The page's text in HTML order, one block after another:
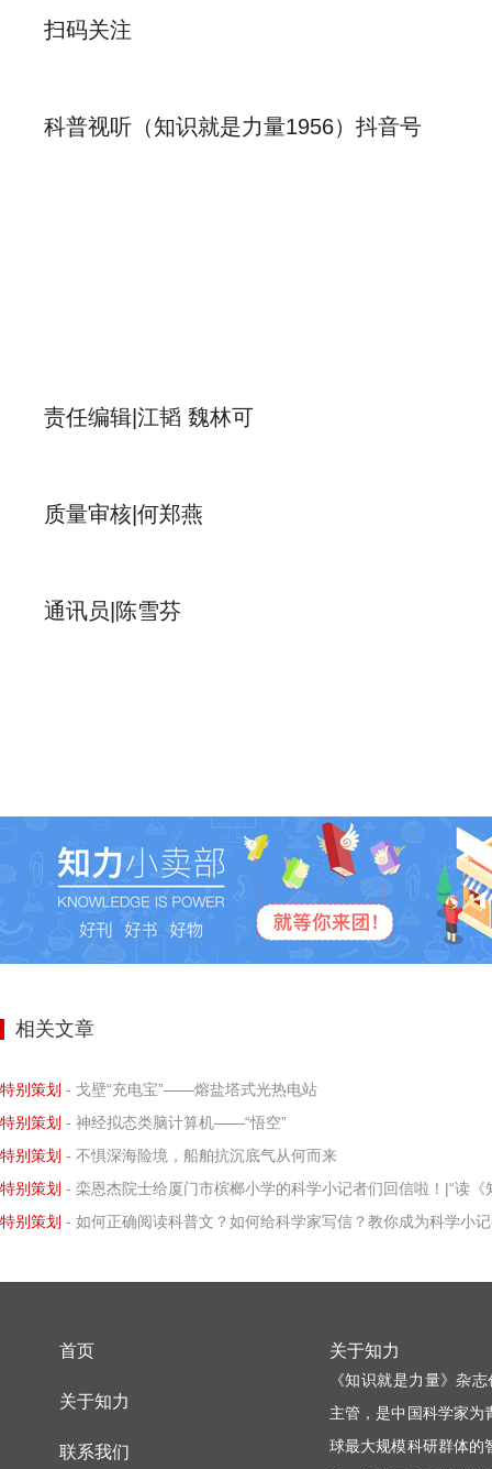
扫码关注
科普视听（知识就是力量1956）抖音号
责任编辑|江韬 魏林可
质量审核|何郑燕
通讯员|陈雪芬
相关文章
特别策划 - 戈壁“充电宝”——熔盐塔式光热电站
特别策划 - 神经拟态类脑计算机——“悟空”
特别策划 - 不惧深海险境，船舶抗沉底气从何而来
特别策划 - 栾恩杰院士给厦门市槟榔小学的科学小记者们回信啦！|“读《知识就是力量》给科学家写信”优秀书信作品选登（第十四
特别策划 - 如何正确阅读科普文？如何给科学家写信？教你成为科学小
首页
关于知力
联系我们
关于知力
《知识就是力量》杂
主管，是中国科学家为
球最大规模科研群体的